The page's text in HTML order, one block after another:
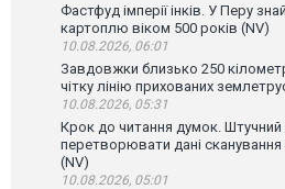
Фастфуд імперії інків. У Перу
картоплю віком 500 років (NV)
10.08.2026, 06:01
Завдовжки близько 250
чітку лінію прихованих
10.08.2026, 05:31
Крок до читання думок. Штучний
перетворювати дані сканування
(NV)
10.08.2026, 05:01